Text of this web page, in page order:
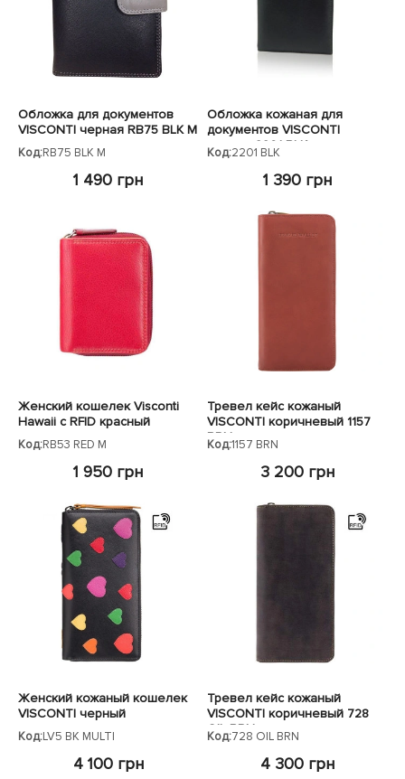
Обложка для документов
VISCONTI черная RB75 BLK M
Код:RB75 BLK M
1 490 грн
Обложка кожаная для
документов VISCONTI
черная 2201 BLK
Код:2201 BLK
1 390 грн
Женский кошелек Visconti
Hawaii c RFID красный
Код:RB53 RED M
1 950 грн
Тревел кейс кожаный
VISCONTI коричневый 1157
BRN
Код:1157 BRN
3 200 грн
Женский кожаный кошелек
VISCONTI черный
Код:LV5 BK MULTI
4 100 грн
Тревел кейс кожаный
VISCONTI коричневый 728
OIL BRN
Код:728 OIL BRN
4 300 грн